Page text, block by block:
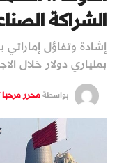
الشراكة
إشادة وتفاؤل
بملياري دولار خلال
بواسطةمحرر مرحبا